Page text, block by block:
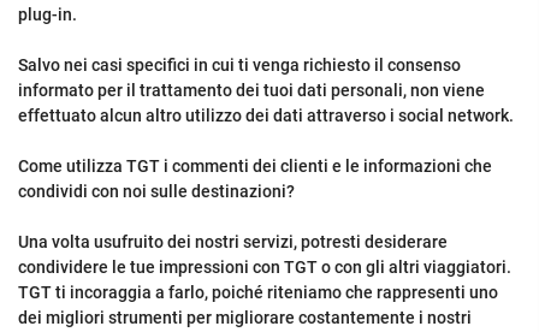
plug-in.
Salvo nei casi specifici in cui ti venga richiesto il consenso
informato per il trattamento dei tuoi dati personali, non viene
effettuato alcun altro utilizzo dei dati attraverso i social network.
Come utilizza TGT i commenti dei clienti e le informazioni che
condividi con noi sulle destinazioni?
Una volta usufruito dei nostri servizi, potresti desiderare
condividere le tue impressioni con TGT o con gli altri viaggiatori.
TGT ti incoraggia a farlo, poiché riteniamo che rappresenti uno
dei migliori strumenti per migliorare costantemente i nostri